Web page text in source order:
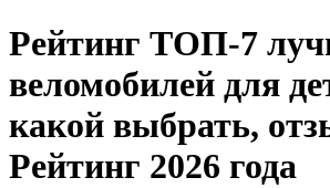
Рейтинг ТОП-7
веломобилей для
какой выбрать,
Рейтинг 2026 года